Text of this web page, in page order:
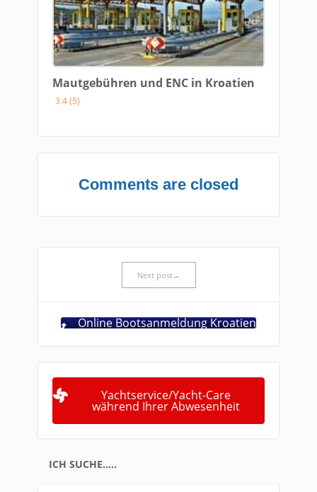
Mautgebühren und ENC in Kroatien
3.4 (5)
Comments are closed
Next post→
Online Bootsanmeldung Kroatien
Yachtservice/Yacht-Care
während Ihrer Abwesenheit
ICH SUCHE…..